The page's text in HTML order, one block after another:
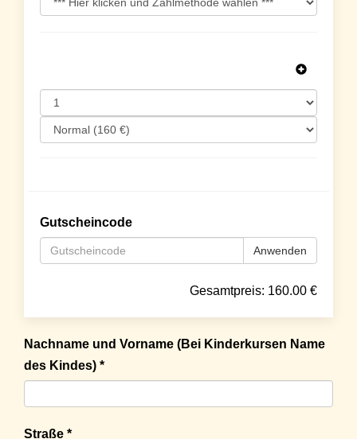
Gutscheincode
Anwenden
Gesamtpreis: 160.00 €
Nachname und Vorname (Bei Kinderkursen Name
des Kindes) *
Straße *